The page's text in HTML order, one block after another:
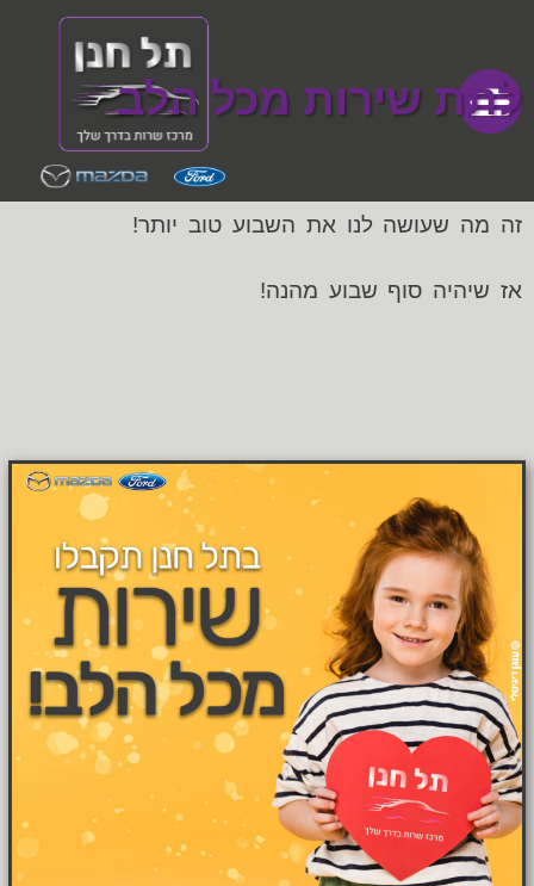
לתת שירות מכל הלב
זה מה שעושה לנו את השבוע טוב יותר!
אז שיהיה סוף שבוע מהנה!